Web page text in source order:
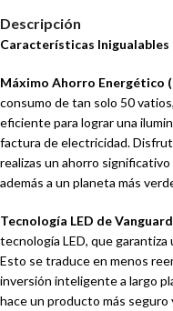
Descripción
Características
Máximo Ahorro Energético
consumo de tan solo 50
eficiente para lograr una
factura de electricidad.
realizas un ahorro
además a un planeta más
Tecnología LED de
tecnología LED, que
Esto se traduce en menos
inversión inteligente a largo
hace un producto más